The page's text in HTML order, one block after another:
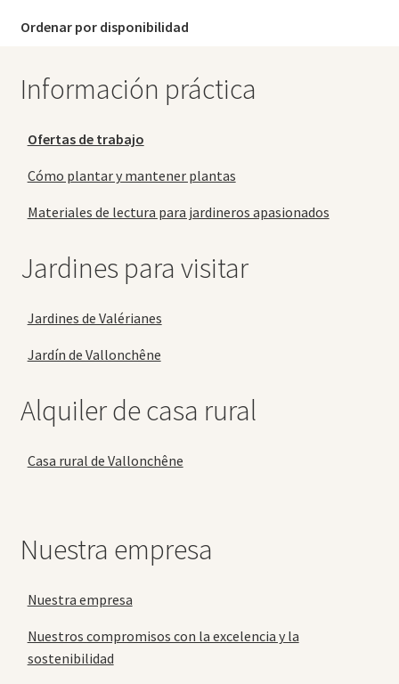
Ordenar por disponibilidad
Información práctica
Ofertas de trabajo
Cómo plantar y mantener plantas
Materiales de lectura para jardineros apasionados
Jardines para visitar
Jardines de Valérianes
Jardín de Vallonchêne
Alquiler de casa rural
Casa rural de Vallonchêne
Nuestra empresa
Nuestra empresa
Nuestros compromisos con la excelencia y la
sostenibilidad